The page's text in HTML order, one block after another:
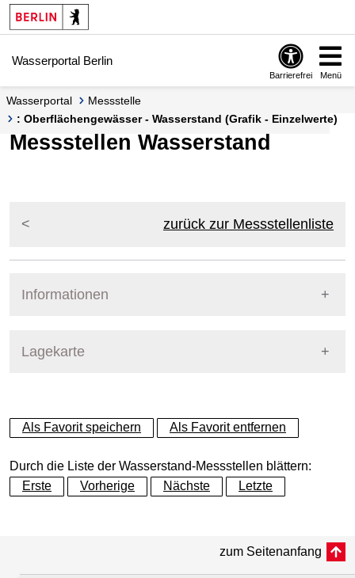
Springe zur Navigation
Springe zum Inhalt
Wasserportal Berlin
Barrierefrei Menü
Wasserportal
Messstelle
: Oberflächengewässer - Wasserstand (Grafik - Einzelwerte)
Messstellen Wasserstand
zurück zur Messstellenliste
Informationen
Lagekarte
+
−
Als Favorit speichern Als Favorit entfernen
Durch die Liste der Wasserstand-Messstellen blättern:
Erste
Vorherige Nächste Letzte
zum Seitenanfang